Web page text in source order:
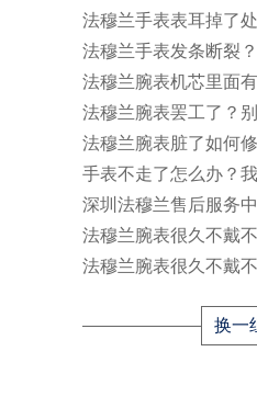
法穆兰手表表耳掉了
法穆兰手表发条断裂
法穆兰腕表机芯里面
法穆兰腕表罢工了？
法穆兰腕表脏了如何
手表不走了怎么办？
深圳法穆兰售后服务
法穆兰腕表很久不戴
法穆兰腕表很久不戴
换一